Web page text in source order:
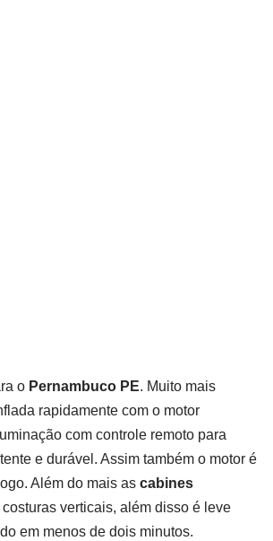
o Pernambuco PE. Muito mais
rapidamente com o motor
com controle remoto para
e durável. Assim também o motor é
Além do mais as cabines
verticais, além disso é leve
em menos de dois minutos.